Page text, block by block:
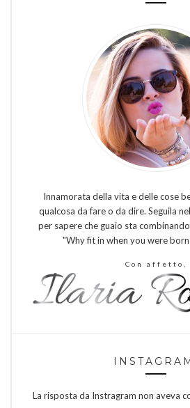
Innamorata della vita e delle cose
qualcosa da fare o da dire. Seguila
per sapere che guaio sta
"Why fit in when you were
Con affetto,
La risposta da Instragram non aveva